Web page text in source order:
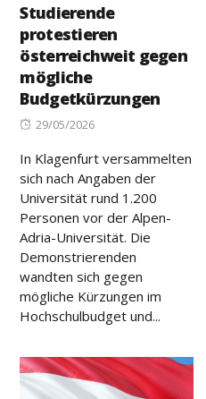
Studierende
protestieren
österreichweit gegen
mögliche
Budgetkürzungen
Posted
29/05/2026
In Klagenfurt versammelten
sich nach Angaben der
Universität rund 1.200
Personen vor der Alpen-
Adria-Universität. Die
Demonstrierenden
wandten sich gegen
mögliche Kürzungen im
Hochschulbudget und...